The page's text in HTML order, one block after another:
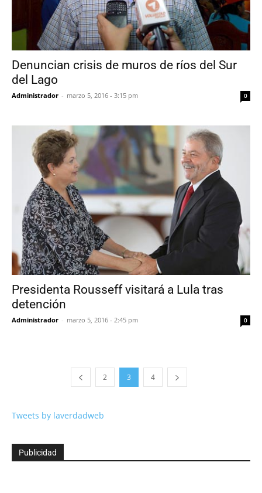
Denuncian crisis de muros de ríos del Sur
del Lago
Administrador - marzo 5, 2016 - 3:15 pm 0
Presidenta Rousseff visitará a Lula tras
detención
Administrador - marzo 5, 2016 - 2:45 pm 0
2 3 4
Tweets by laverdadweb
Publicidad